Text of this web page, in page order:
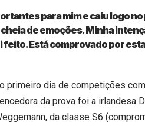
para mim e caiu logo
de emoções. Minha
Está comprovado por
primeiro dia de competições
da prova foi a irlandesa
da classe S6